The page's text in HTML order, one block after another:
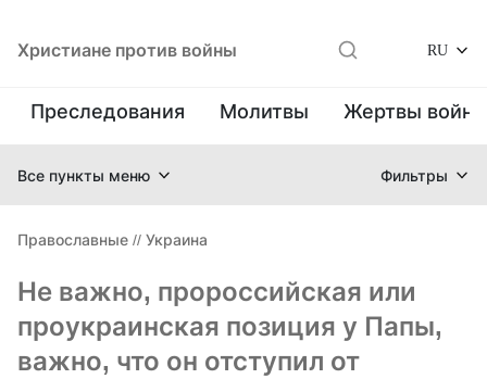
Христиане против войны RU
Преследования Молитвы Жертвы
Все пункты меню Фильтры
Православные // Украина
Не важно, пророссийская или
проукраинская позиция у Папы,
важно, что он отступил от